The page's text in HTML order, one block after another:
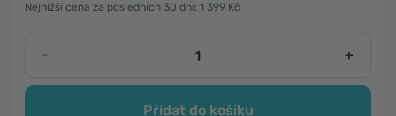
Nejnižší cena za posledních 30 dní: 1 399 Kč
- +
Přidat do košíku